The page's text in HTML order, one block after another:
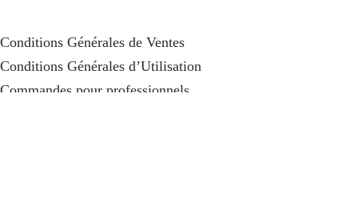
Conditions Générales de Ventes
Conditions Générales d’Utilisation
Commandes pour professionnels